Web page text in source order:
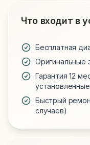
Что входит в
Бесплатная
Оригинальные
Гарантия 12
установленные
Быстрый
случаев)